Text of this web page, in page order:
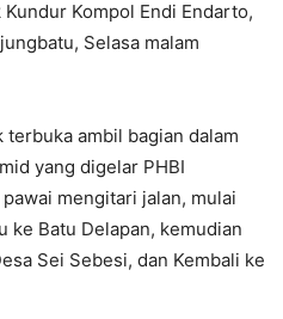
Kompol Endi Endarto,
Selasa malam
terbuka ambil bagian dalam
yang digelar PHBI
mengitari jalan, mulai
ke Batu Delapan, kemudian
Sei Sebesi, dan Kembali ke